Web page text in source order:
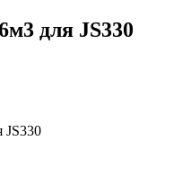
для JS330
JS330